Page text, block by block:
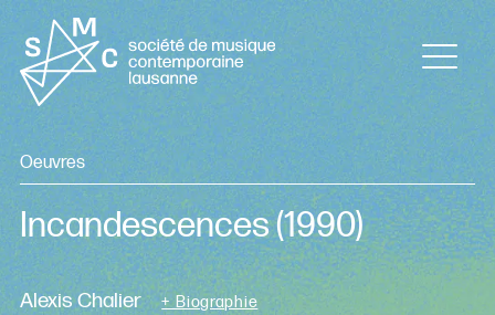
Oeuvres
Incandescences(1990)
Alexis Chalier + Biographie